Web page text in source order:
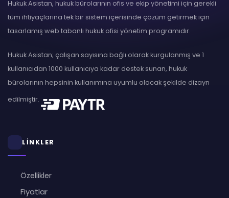
Hukuk Asistan, hukuk bürolarının ofis ve ekip yönetimi için gerekli
tüm ihtiyaçlarına tek bir sistem içerisinde çözüm getirmek için
tasarlamış web tabanlı hukuk ofisi yönetim programıdır.
Hukuk Asistan; çalışan sayısına bağlı olarak kurgulanmış ve 1
kullanıcıdan 1000 kullanıcıya kadar destek sunan, hukuk
bürolarının hepsinin kullanımına uyumlu olacak şekilde dizayn
edilmiştir.
LİNKLER
Özellikler
Fiyatlar